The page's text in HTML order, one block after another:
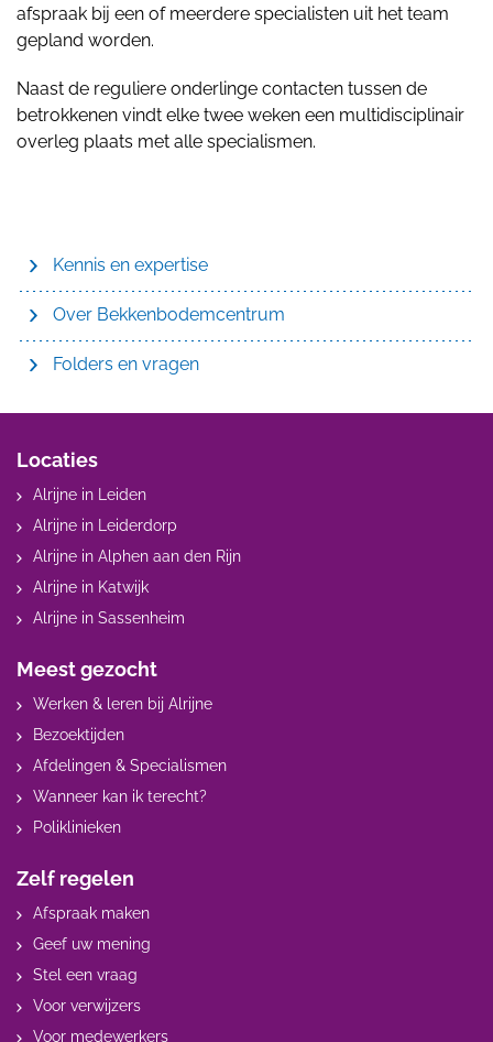
afspraak bij een of meerdere specialisten uit het team
gepland worden.
Naast de reguliere onderlinge contacten tussen de
betrokkenen vindt elke twee weken een multidisciplinair
overleg plaats met alle specialismen.
Kennis en expertise
Over Bekkenbodemcentrum
Folders en vragen
Locaties
Alrijne in Leiden
Alrijne in Leiderdorp
Alrijne in Alphen aan den Rijn
Alrijne in Katwijk
Alrijne in Sassenheim
Meest gezocht
Werken & leren bij Alrijne
Bezoektijden
Afdelingen & Specialismen
Wanneer kan ik terecht?
Poliklinieken
Zelf regelen
Afspraak maken
Geef uw mening
Stel een vraag
Voor verwijzers
Voor medewerkers